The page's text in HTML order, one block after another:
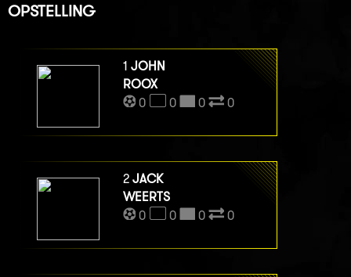
OPSTELLING
1 JOHN
ROOX
0
0 0 0
2 JACK
WEERTS
0
0 0 0